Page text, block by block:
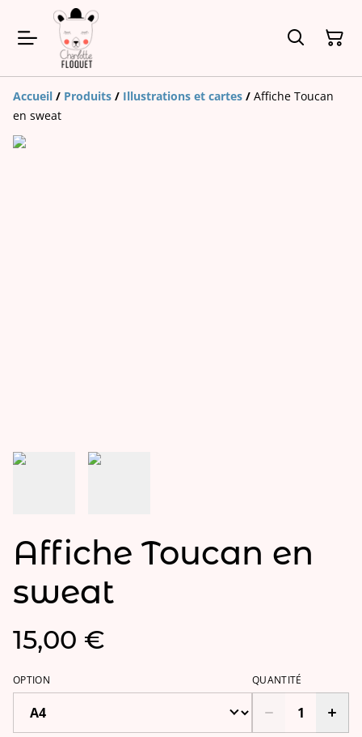
Accueil / Produits / Illustrations et cartes / Affiche Toucan
en sweat
Affiche Toucan en
sweat
15,00 €
OPTION QUANTITÉ